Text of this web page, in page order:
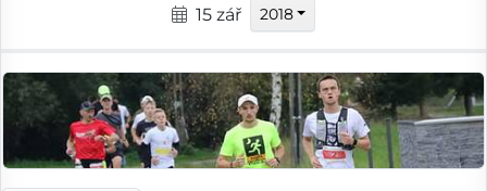
15 zář 2018